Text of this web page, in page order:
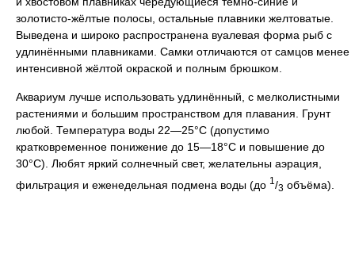
золотисто-жёлтые полосы, остальные плавники желтоватые.
Выведена и широко распространена вуалевая форма рыб с
удлинёнными плавниками. Самки отличаются от самцов менее
интенсивной жёлтой окраской и полным брюшком.
Аквариум лучше использовать удлинённый, с мелколистными
растениями и большим пространством для плавания. Грунт
любой. Температура воды 22—25°C (допустимо
кратковременное понижение до 15—18°C и повышение до
30°C). Любят яркий солнечный свет, желательны аэрация,
фильтрация и еженедельная подмена воды (до 1 /3 объёма).